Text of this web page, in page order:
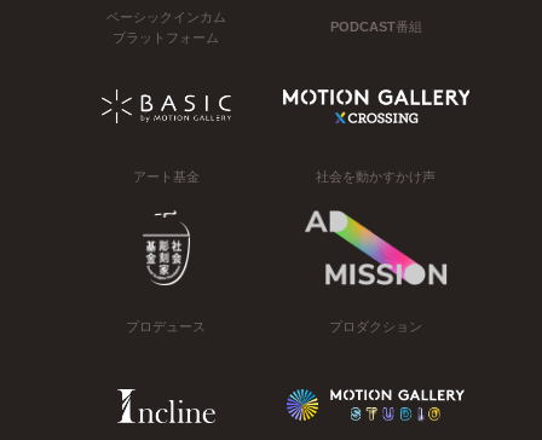
ベーシックインカム
プラットフォーム
PODCAST番組
アート基金 社会を動かすかけ声
プロデュース プロダクション